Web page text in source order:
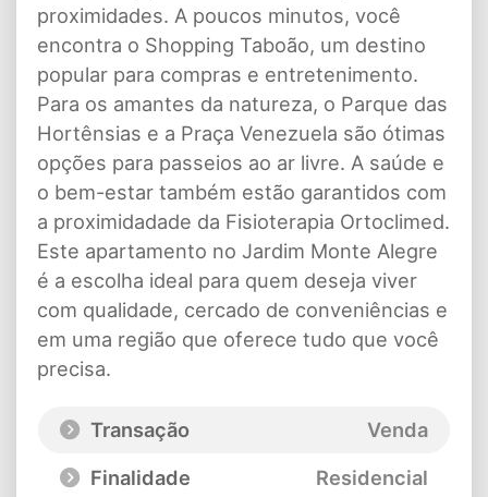
proximidades. A poucos minutos, você
encontra o Shopping Taboão, um destino
popular para compras e entretenimento.
Para os amantes da natureza, o Parque das
Hortênsias e a Praça Venezuela são ótimas
opções para passeios ao ar livre. A saúde e
o bem-estar também estão garantidos com
a proximidadade da Fisioterapia Ortoclimed.
Este apartamento no Jardim Monte Alegre
é a escolha ideal para quem deseja viver
com qualidade, cercado de conveniências e
em uma região que oferece tudo que você
precisa.
Transação
Venda
Finalidade
Residencial